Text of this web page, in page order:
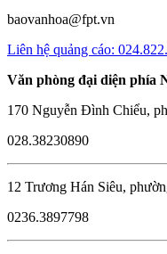
baovanhoa@fpt.vn
Liên hệ quảng cáo:
Văn phòng đại diện phía
170 Nguyễn Đình Chiểu,
028.38230890
12 Trương Hán Siêu,
0236.3897798